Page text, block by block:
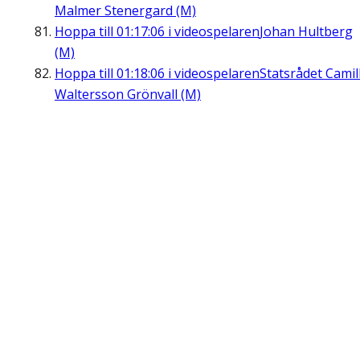
Malmer Stenergard (M)
Hoppa till 01:17:06 i videospelarenJohan Hultberg
(M)
Hoppa till 01:18:06 i videospelarenStatsrådet
Waltersson Grönvall (M)